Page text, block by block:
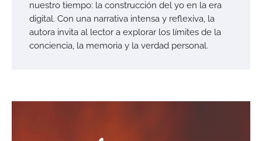
nuestro tiempo: la construcción del yo en la era
digital. Con una narrativa intensa y reflexiva, la
autora invita al lector a explorar los límites de la
conciencia, la memoria y la verdad personal.